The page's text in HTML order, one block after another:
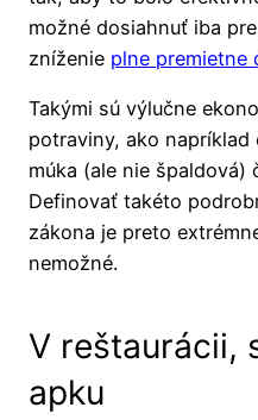
možné dosiahnuť iba
zníženie plne premietne
Takými sú výlučne
potraviny, ako
múka (ale nie špaldová)
Definovať takéto
zákona je preto
nemožné.
V reštaurácii,
apku